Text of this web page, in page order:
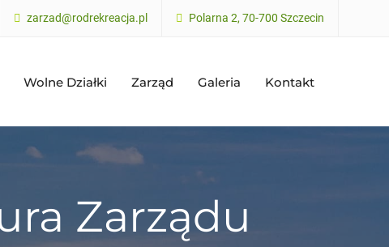
zarzad@rodrekreacja.pl Polarna 2, 70-700 Szczecin
Wolne Działki Zarząd Galeria Kontakt
Zarządu